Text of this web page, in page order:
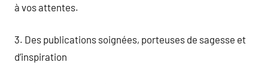
à vos attentes.
3. Des publications soignées, porteuses de sagesse et
d’inspiration